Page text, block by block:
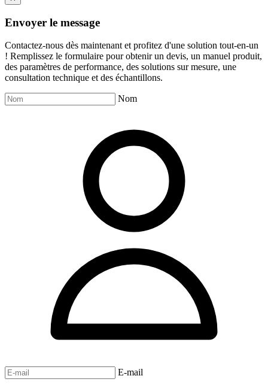
Envoyer le message
Contactez-nous dès maintenant et profitez d'une solution tout-en-un
! Remplissez le formulaire pour obtenir un devis, un manuel produit,
des paramètres de performance, des solutions sur mesure, une
consultation technique et des échantillons.
Nom
E-mail